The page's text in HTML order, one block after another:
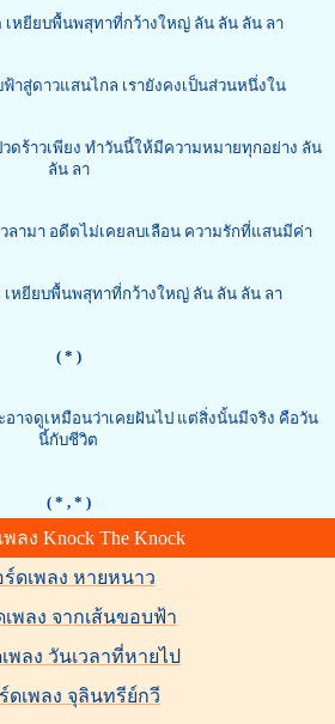
หยียบพื้นพสุทาที่กว้างใหญ่ ลัน ลัน ลัน ลา
าสู่ดาวแสนไกล เรายังคงเป็นส่วนหนึ่งใน
ดร้าวเพียง ทำวันนี้ให้มีความหมายทุกอย่าง ลัน
ลัน ลา
ลามา อดีตไม่เคยลบเลือน ความรักที่แสนมีค่า
หยียบพื้นพสุทาที่กว้างใหญ่ ลัน ลัน ลัน ลา
( * )
าจดูเหมือนว่าเคยฝันไป แต่สิ่งนั้นมีจริง คือวัน
นี้กับชีวิต
( * , * )
ลง Knock The Knock
ดเพลง หายหนาว
พลง จากเส้นขอบฟ้า
พลง วันเวลาที่หายไป
ดเพลง จุลินทรีย์กวี